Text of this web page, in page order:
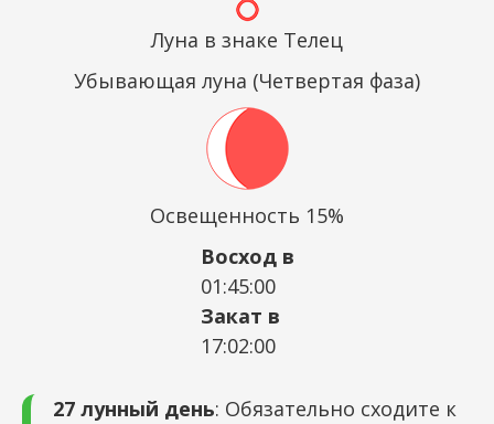
Луна в знаке Телец
Убывающая луна (Четвертая фаза)
Освещенность 15%
Восход в
01:45:00
Закат в
17:02:00
27 лунный день: Обязательно сходите к